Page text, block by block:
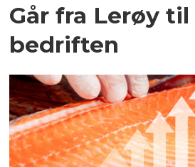
Går fra Lerøy
bedriften